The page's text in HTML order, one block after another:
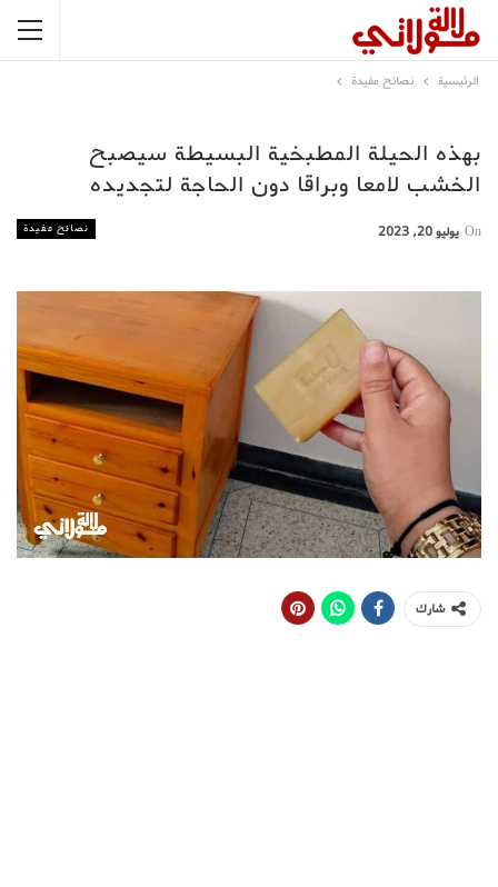
الرئيسية نصائح مفيدة
بهذه الحيلة المطبخية البسيطة سيصبح
الخشب لامعا وبراقا دون الحاجة لتجديده
نصائح مفيدة On يوليو 20, 2023
شارك